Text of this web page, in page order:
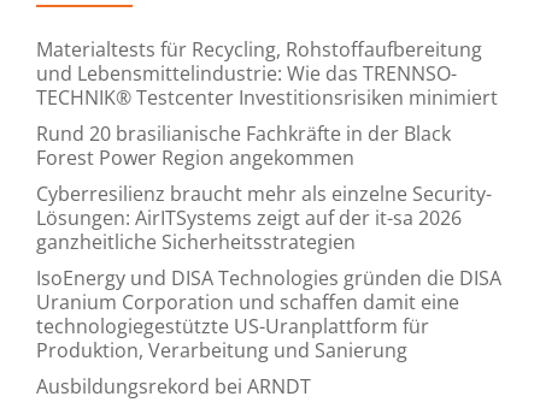
Materialtests für Recycling, Rohstoffaufbereitung
und Lebensmittelindustrie: Wie das TRENNSO-
TECHNIK® Testcenter Investitionsrisiken minimiert
Rund 20 brasilianische Fachkräfte in der Black
Forest Power Region angekommen
Cyberresilienz braucht mehr als einzelne Security-
Lösungen: AirITSystems zeigt auf der it-sa 2026
ganzheitliche Sicherheitsstrategien
IsoEnergy und DISA Technologies gründen die DISA
Uranium Corporation und schaffen damit eine
technologiegestützte US-Uranplattform für
Produktion, Verarbeitung und Sanierung
Ausbildungsrekord bei ARNDT